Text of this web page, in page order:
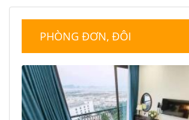
PHÒNG ĐƠN, ĐÔI